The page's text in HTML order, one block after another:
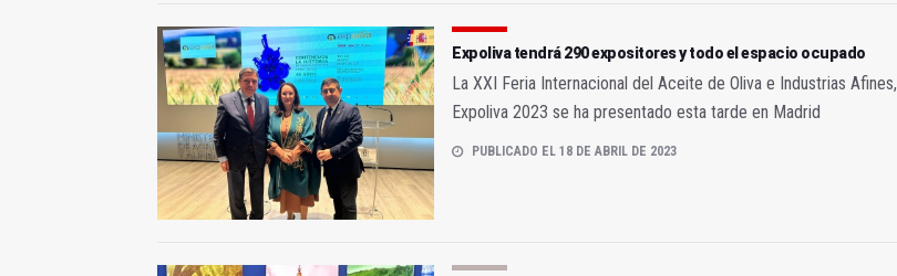
Expoliva tendrá 290 expositores y todo el espacio ocupado
La XXI Feria Internacional del Aceite de Oliva e Industrias Afines,
Expoliva 2023 se ha presentado esta tarde en Madrid
PUBLICADO EL 18 DE ABRIL DE 2023